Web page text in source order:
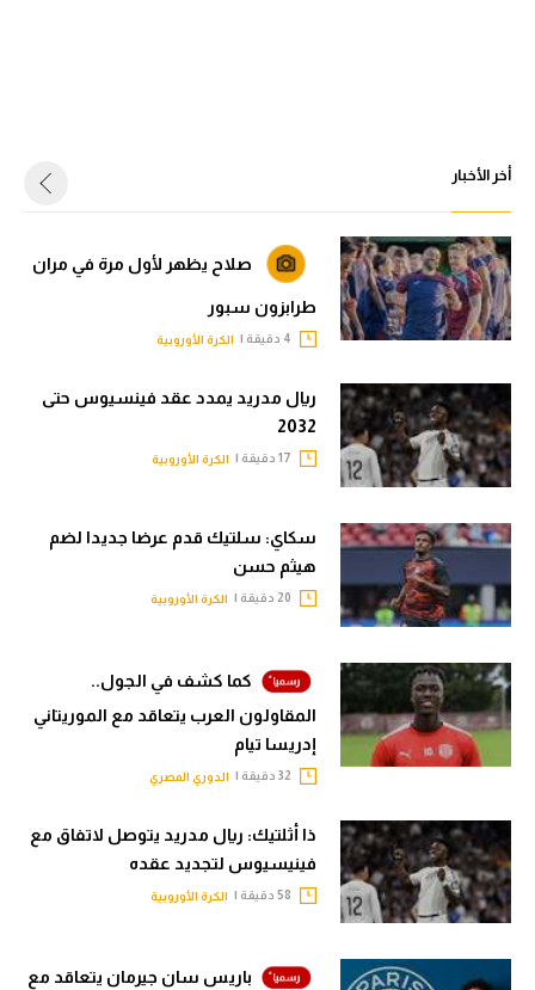
أخر الأخبار
صلاح يظهر لأول مرة في مران
طرابزون سبور
الكرة الأوروبية
ريال مدريد يمدد عقد فينسيوس حتى
2032
الكرة الأوروبية
سكاي: سلتيك قدم عرضا جديدا لضم
هيثم حسن
الكرة الأوروبية
كما كشف في الجول..
المقاولون العرب يتعاقد مع الموريتاني
إدريسا تيام
الدوري المصري
ذا أثلتيك: ريال مدريد يتوصل لاتفاق مع
فينيسيوس لتجديد عقده
الكرة الأوروبية
باريس سان جيرمان يتعاقد مع